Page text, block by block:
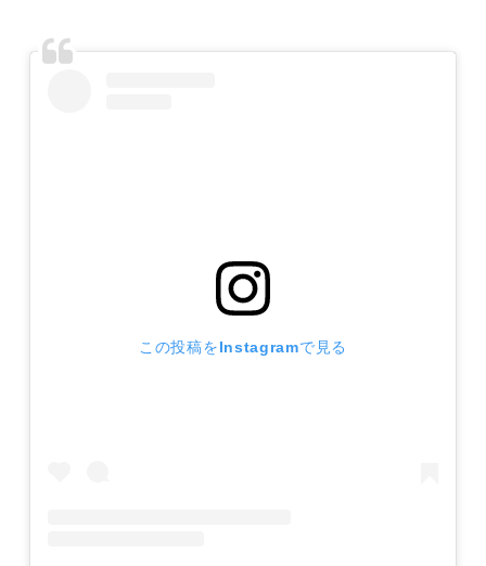
この投稿をInstagramで見る